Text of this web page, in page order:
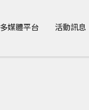
多媒體平台 活動訊息